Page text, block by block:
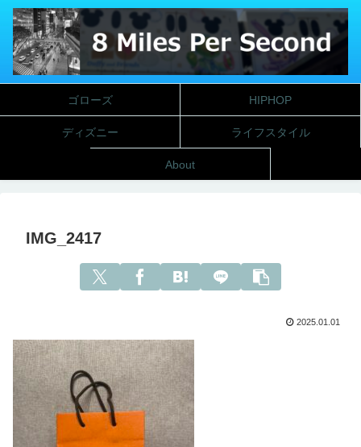
ゴローズ HIPHOP
ディズニー ライフスタイル
About
IMG_2417
2025.01.01